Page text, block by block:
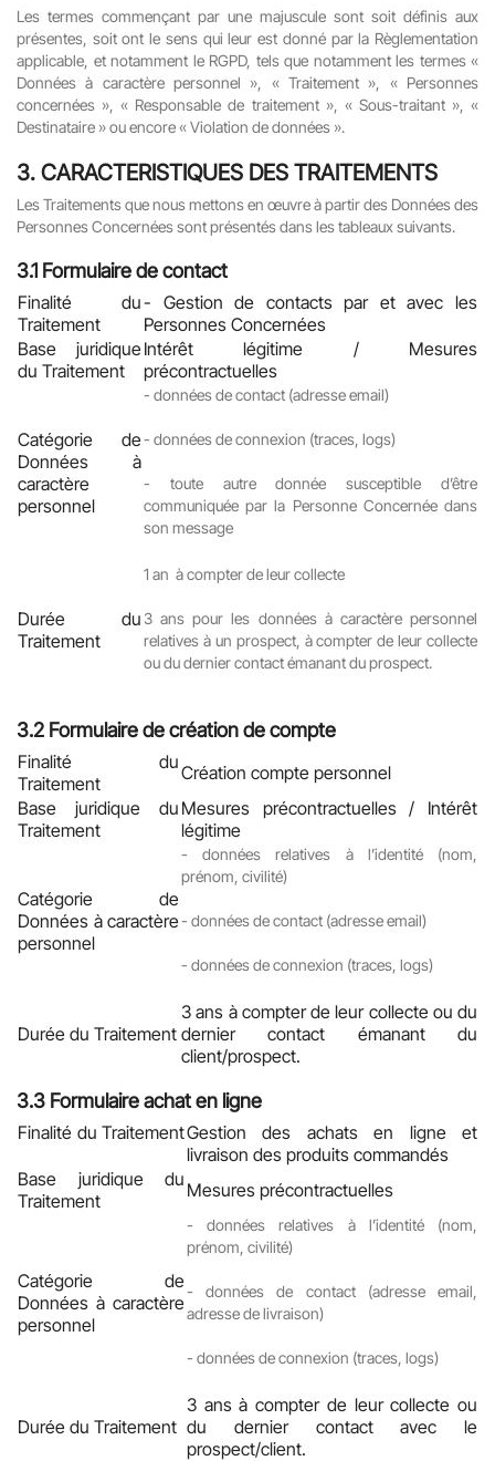
Les termes commençant par une majuscule sont soit définis aux
présentes, soit ont le sens qui leur est donné par la Règlementation
applicable, et notamment le RGPD, tels que notamment les termes «
Données à caractère personnel », « Traitement », « Personnes
concernées », « Responsable de traitement », « Sous-traitant », «
Destinataire » ou encore « Violation de données ».
3. CARACTERISTIQUES DES TRAITEMENTS
Les Traitements que nous mettons en œuvre à partir des Données des
Personnes Concernées sont présentés dans les tableaux suivants.
3.1 Formulaire de contact
Finalité du
Traitement
- Gestion de contacts par et avec les
Personnes Concernées
Base juridique
du Traitement
Intérêt légitime / Mesures
précontractuelles
Catégorie de
Données à
caractère
personnel
- données de contact (adresse email)
- données de connexion (traces, logs)
-
toute autre donnée susceptible d’être
communiquée par la Personne Concernée dans
son message
Durée du
Traitement
1 an à compter de leur collecte
3 ans pour les données à caractère personnel
relatives à un prospect, à compter de leur collecte
ou du dernier contact émanant du prospect.
3.2 Formulaire de création de compte
Finalité du
Traitement
Création compte personnel
Base juridique du
Traitement
Mesures précontractuelles / Intérêt
légitime
Catégorie de
Données à caractère
personnel
-
données relatives à l’identité (nom,
prénom, civilité)
- données de contact (adresse email)
- données de connexion (traces, logs)
Durée du Traitement
3 ans à compter de leur collecte ou du
dernier contact émanant du
client/prospect.
3.3 Formulaire achat en ligne
Finalité du TraitementGestion des achats en ligne et
livraison des produits commandés
Base juridique du
Traitement
Mesures précontractuelles
Catégorie de
Données à caractère
personnel
-
données relatives à l’identité (nom,
prénom, civilité)
-
données de contact (adresse email,
adresse de livraison)
- données de connexion (traces, logs)
Durée du Traitement
3 ans à compter de leur collecte ou
du dernier contact avec le
prospect/client.